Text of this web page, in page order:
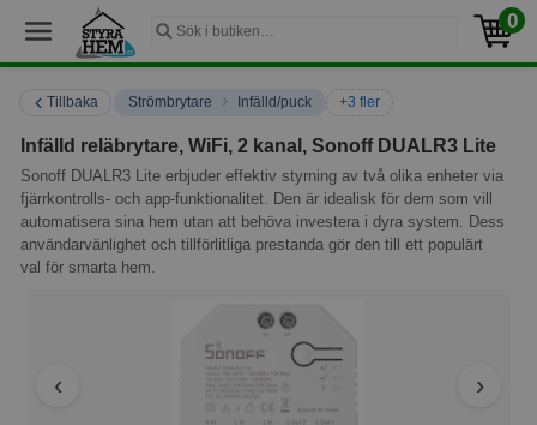
0
Tillbaka Strömbrytare › Infälld/puck +3 fler
Infälld reläbrytare, WiFi, 2 kanal, Sonoff DUALR3 Lite
Sonoff DUALR3 Lite erbjuder effektiv styrning av två olika enheter via
fjärrkontrolls- och app-funktionalitet. Den är idealisk för dem som vill
automatisera sina hem utan att behöva investera i dyra system. Dess
användarvänlighet och tillförlitliga prestanda gör den till ett populärt
val för smarta hem.